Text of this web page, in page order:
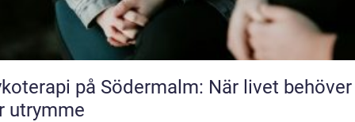
på Södermalm: När livet behöver
utrymme